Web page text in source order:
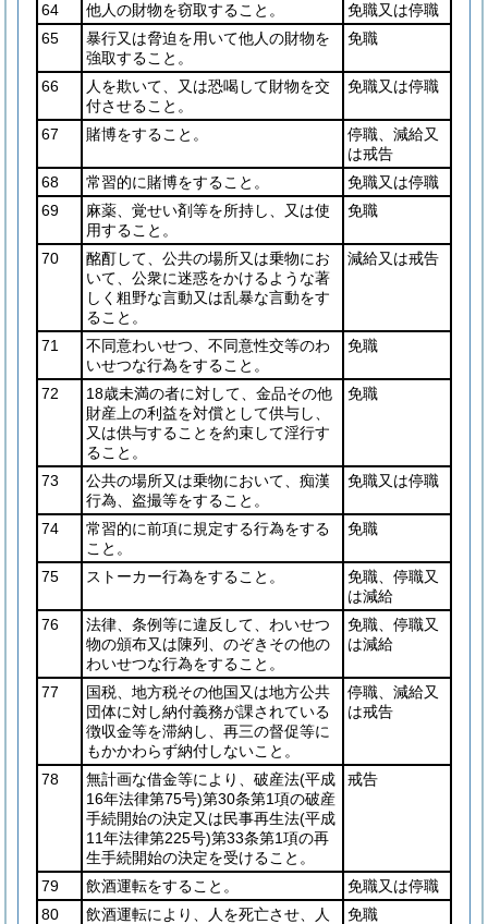
64
他人の財物を窃取すること。
免職又は停職
65
暴行又は脅迫を用いて他人の財物を
強取すること。
免職
66
人を欺いて、又は恐喝して財物を交
付させること。
免職又は停職
67 賭博をすること。
停職、減給又
は戒告
68
常習的に賭博をすること。
免職又は停職
69
麻薬、覚せい剤等を所持し、又は使
用すること。
免職
70
酩酊して、公共の場所又は乗物にお
いて、公衆に迷惑をかけるような著
しく粗野な言動又は乱暴な言動をす
ること。
減給又は戒告
71
不同意わいせつ、不同意性交等のわ
いせつな行為をすること。
免職
72
18歳未満の者に対して、金品その他
財産上の利益を対償として供与し、
又は供与することを約束して淫行す
ること。
免職
73
公共の場所又は乗物において、痴漢
行為、盗撮等をすること。
免職又は停職
74
常習的に前項に規定する行為をする
こと。
免職
75 ストーカー行為をすること。
免職、停職又
は減給
76
法律、条例等に違反して、わいせつ
物の頒布又は陳列、のぞきその他の
わいせつな行為をすること。
免職、停職又
は減給
77
国税、地方税その他国又は地方公共
団体に対し納付義務が課されている
徴収金等を滞納し、再三の督促等に
もかかわらず納付しないこと。
停職、減給又
は戒告
78 無計画な借金等により、破産法(平成
16年法律第75号)第30条第1項の破産
手続開始の決定又は民事再生法(平成
11年法律第225号)第33条第1項の再
生手続開始の決定を受けること。
戒告
79 飲酒運転をすること。
免職又は停職
80
飲酒運転により、人を死亡させ、人
免職